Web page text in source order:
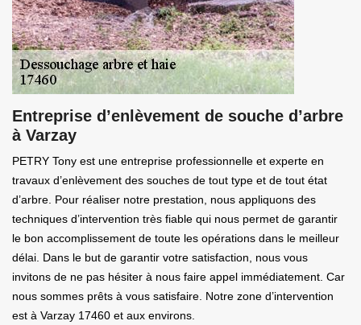
Entreprise d’enlèvement de souche d’arbre
à Varzay
PETRY Tony est une entreprise professionnelle et experte en
travaux d’enlèvement des souches de tout type et de tout état
d’arbre. Pour réaliser notre prestation, nous appliquons des
techniques d’intervention très fiable qui nous permet de garantir
le bon accomplissement de toute les opérations dans le meilleur
délai. Dans le but de garantir votre satisfaction, nous vous
invitons de ne pas hésiter à nous faire appel immédiatement. Car
nous sommes prêts à vous satisfaire. Notre zone d’intervention
est à Varzay 17460 et aux environs.